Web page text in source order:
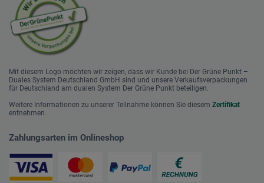
Mit diesem Logo möchten wir zeigen, dass wir Kunde bei Der Grüne Punkt –
Duales System Deutschland GmbH sind und unsere Verkaufsverpackungen
für Deutschland am dualen System Der Grüne Punkt beteiligen.
Weitere Informationen zu unserer Teilnahme können Sie diesem Zertifikat
entnehmen.
Zahlungsarten im Onlineshop